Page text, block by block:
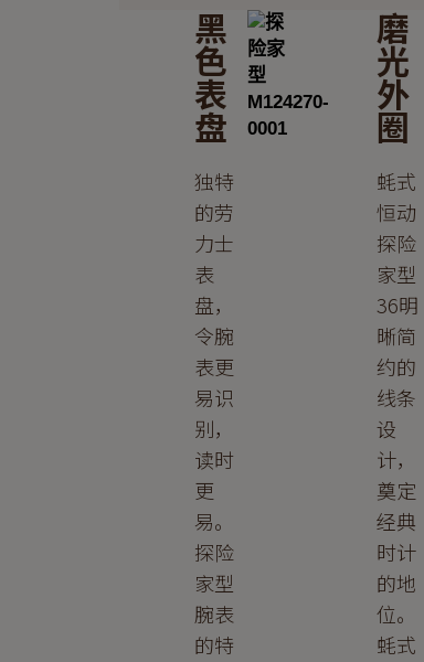
黑
色
表
盘
独特
的劳
力士
表
盘，
令腕
表更
易识
别，
读时
更
易。
探险
家型
腕表
的特
磨
光
外
圈
蚝式
恒动
探险
家型
36明
晰简
约的
线条
设
计，
奠定
经典
时计
的地
位。
蚝式